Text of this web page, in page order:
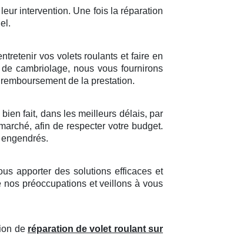
intervention. Une fois la réparation
vos volets roulants et faire en
cambriolage, nous vous fournirons
de la prestation.
fait, dans les meilleurs délais, par
afin de respecter votre budget.
apporter des solutions efficaces et
préoccupations et veillons à vous
de réparation de volet roulant sur